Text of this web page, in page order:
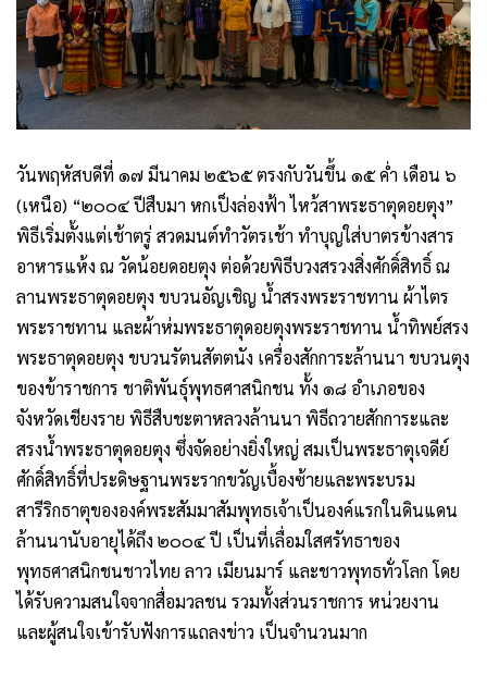
วันพฤหัสบดีที่ ๑๗ มีนาคม ๒๕๖๕ ตรงกับวันขึ้น ๑๕ ค่ำ เดือน ๖
(เหนือ) “๒๐๐๔ ปีสืบมา หกเป็งล่องฟ้า ไหว้สาพระธาตุดอยตุง”
พิธีเริ่มตั้งแต่เช้าตรู่ สวดมนต์ทำวัตรเช้า ทำบุญใส่บาตรข้างสาร
อาหารแห้ง ณ วัดน้อยดอยตุง ต่อด้วยพิธีบวงสรวงสิ่งศักดิ์สิทธิ์ ณ
ลานพระธาตุดอยตุง ขบวนอัญเชิญ น้ำสรงพระราชทาน ผ้าไตร
พระราชทาน และผ้าห่มพระธาตุดอยตุงพระราชทาน น้ำทิพย์สรง
พระธาตุดอยตุง ขบวนรัตนสัตตนัง เครื่องสักการะล้านนา ขบวนตุง
ของข้าราชการ ชาติพันธุ์พุทธศาสนิกชน ทั้ง ๑๘ อำเภอของ
จังหวัดเชียงราย พิธีสืบชะตาหลวงล้านนา พิธีถวายสักการะและ
สรงน้ำพระธาตุดอยตุง ซึ่งจัดอย่างยิ่งใหญ่ สมเป็นพระธาตุเจดีย์
ศักดิ์สิทธิ์ที่ประดิษฐานพระรากขวัญเบื้องซ้ายและพระบรม
สารีริกธาตุขององค์พระสัมมาสัมพุทธเจ้าเป็นองค์แรกในดินแดน
ล้านนานับอายุได้ถึง ๒๐๐๔ ปี เป็นที่เลื่อมใสศรัทธาของ
พุทธศาสนิกชนชาวไทย ลาว เมียนมาร์ และชาวพุทธทั่วโลก โดย
ได้รับความสนใจจากสื่อมวลชน รวมทั้งส่วนราชการ หน่วยงาน
และผู้สนใจเข้ารับฟังการแถลงข่าว เป็นจำนวนมาก